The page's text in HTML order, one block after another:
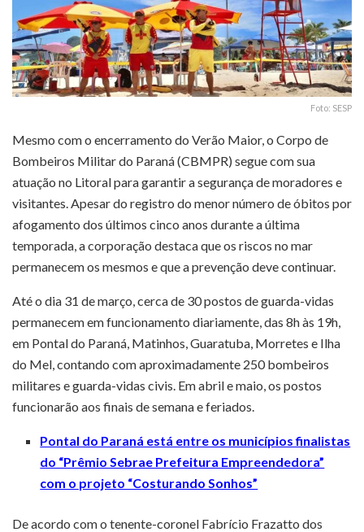
Foto: SESP
Mesmo com o encerramento do Verão Maior, o Corpo de
Bombeiros Militar do Paraná (CBMPR) segue com sua
atuação no Litoral para garantir a segurança de moradores e
visitantes. Apesar do registro do menor número de óbitos por
afogamento dos últimos cinco anos durante a última
temporada, a corporação destaca que os riscos no mar
permanecem os mesmos e que a prevenção deve continuar.
Até o dia 31 de março, cerca de 30 postos de guarda-vidas
permanecem em funcionamento diariamente, das 8h às 19h,
em Pontal do Paraná, Matinhos, Guaratuba, Morretes e Ilha
do Mel, contando com aproximadamente 250 bombeiros
militares e guarda-vidas civis. Em abril e maio, os postos
funcionarão aos finais de semana e feriados.
Pontal do Paraná está entre os municípios finalistas
do “Prêmio Sebrae Prefeitura Empreendedora”
com o projeto “Costurando Sonhos”
De acordo com o tenente-coronel Fabrício Frazatto dos